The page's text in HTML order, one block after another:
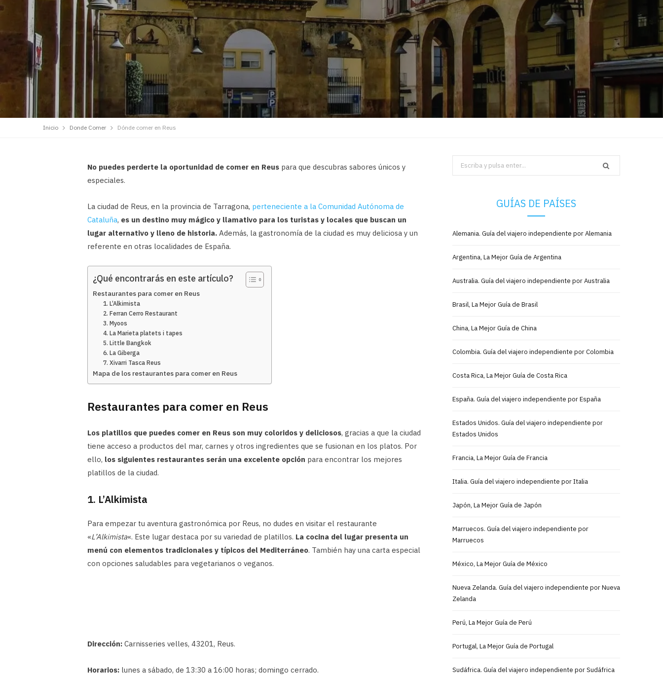
Inicio Donde Comer Dónde comer en Reus
No puedes perderte la oportunidad de comer en Reus para que descubras sabores únicos y
especiales.
La ciudad de Reus, en la provincia de Tarragona, perteneciente a la Comunidad Autónoma de
Cataluña, es un destino muy mágico y llamativo para los turistas y locales que buscan un
lugar alternativo y lleno de historia. Además, la gastronomía de la ciudad es muy deliciosa y un
referente en otras localidades de España.
¿Qué encontrarás en este artículo?
Restaurantes para comer en Reus
1. L’Alkimista
2. Ferran Cerro Restaurant
3. Myoos
4. La Marieta platets i tapes
5. Little Bangkok
6. La Giberga
7. Xivarri Tasca Reus
Mapa de los restaurantes para comer en Reus
Restaurantes para comer en Reus
Los platillos que puedes comer en Reus son muy coloridos y deliciosos, gracias a que la ciudad
tiene acceso a productos del mar, carnes y otros ingredientes que se fusionan en los platos. Por
ello, los siguientes restaurantes serán una excelente opción para encontrar los mejores
platillos de la ciudad.
1. L’Alkimista
Para empezar tu aventura gastronómica por Reus, no dudes en visitar el restaurante
«L’Alkimista«. Este lugar destaca por su variedad de platillos. La cocina del lugar presenta un
menú con elementos tradicionales y típicos del Mediterráneo. También hay una carta especial
con opciones saludables para vegetarianos o veganos.
Dirección: Carnisseries velles, 43201, Reus.
Horarios: lunes a sábado, de 13:30 a 16:00 horas; domingo cerrado.
Search
for:
GUÍAS DE PAÍSES
Alemania. Guía del viajero independiente por Alemania
Argentina, La Mejor Guía de Argentina
Australia. Guía del viajero independiente por Australia
Brasil, La Mejor Guía de Brasil
China, La Mejor Guía de China
Colombia. Guía del viajero independiente por Colombia
Costa Rica, La Mejor Guía de Costa Rica
España. Guía del viajero independiente por España
Estados Unidos. Guía del viajero independiente por
Estados Unidos
Francia, La Mejor Guía de Francia
Italia. Guía del viajero independiente por Italia
Japón, La Mejor Guía de Japón
Marruecos. Guía del viajero independiente por
Marruecos
México, La Mejor Guía de México
Nueva Zelanda. Guía del viajero independiente por Nueva
Zelanda
Perú, La Mejor Guía de Perú
Portugal, La Mejor Guía de Portugal
Sudáfrica. Guía del viajero independiente por Sudáfrica